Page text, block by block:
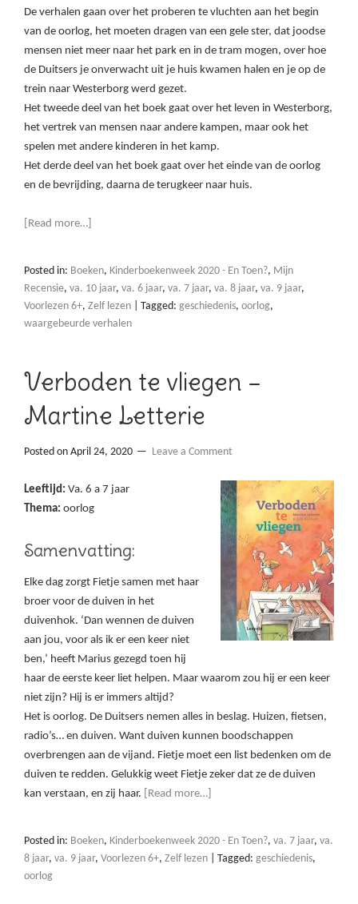
De verhalen gaan over het proberen te vluchten aan het begin
van de oorlog, het moeten dragen van een gele ster, dat joodse
mensen niet meer naar het park en in de tram mogen, over hoe
de Duitsers je onverwacht uit je huis kwamen halen en je op de
trein naar Westerborg werd gezet.
Het tweede deel van het boek gaat over het leven in Westerborg,
het vertrek van mensen naar andere kampen, maar ook het
spelen met andere kinderen in het kamp.
Het derde deel van het boek gaat over het einde van de oorlog
en de bevrijding, daarna de terugkeer naar huis.
[Read more…]
Posted in: Boeken, Kinderboekenweek 2020 - En Toen?, Mijn
Recensie, va. 10 jaar, va. 6 jaar, va. 7 jaar, va. 8 jaar, va. 9 jaar,
Voorlezen 6+, Zelf lezen Tagged: geschiedenis, oorlog,
waargebeurde verhalen
Verboden te vliegen –
Martine Letterie
Posted on April 24, 2020 Leave a Comment
Leeftijd: Va. 6 a 7 jaar
Thema: oorlog
Samenvatting:
Elke dag zorgt Fietje samen met haar
broer voor de duiven in het
duivenhok. ‘Dan wennen de duiven
aan jou, voor als ik er een keer niet
ben,’ heeft Marius gezegd toen hij
haar de eerste keer liet helpen. Maar waarom zou hij er een keer
niet zijn? Hij is er immers altijd?
Het is oorlog. De Duitsers nemen alles in beslag. Huizen, fietsen,
radio’s… en duiven. Want duiven kunnen boodschappen
overbrengen aan de vijand. Fietje moet een list bedenken om de
duiven te redden. Gelukkig weet Fietje zeker dat ze de duiven
kan verstaan, en zij haar.
[Read more…]
Posted in: Boeken, Kinderboekenweek 2020 - En Toen?, va. 7 jaar, va.
8 jaar, va. 9 jaar, Voorlezen 6+, Zelf lezen Tagged: geschiedenis,
oorlog